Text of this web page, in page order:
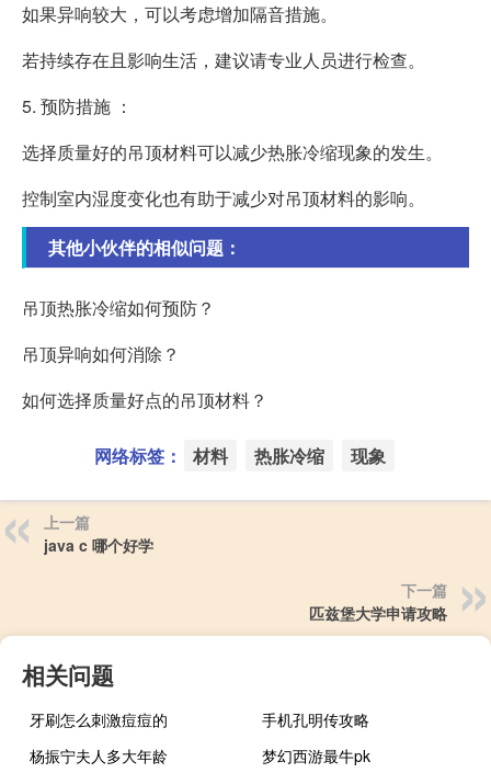
如果异响较大，可以考虑增加隔音措施。
若持续存在且影响生活，建议请专业人员进行检查。
5. 预防措施 ：
选择质量好的吊顶材料可以减少热胀冷缩现象的发生。
控制室内湿度变化也有助于减少对吊顶材料的影响。
其他小伙伴的相似问题：
吊顶热胀冷缩如何预防？
吊顶异响如何消除？
如何选择质量好点的吊顶材料？
网络标签： 材料 热胀冷缩 现象
上一篇
java c 哪个好学
下一篇
匹兹堡大学申请攻略
相关问题
牙刷怎么刺激痘痘的
手机孔明传攻略
杨振宁夫人多大年龄
梦幻西游最牛pk